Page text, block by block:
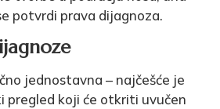
potvrdi prava dijagnoza.
jednostavna – najčešće je
pregled koji će otkriti uvučen